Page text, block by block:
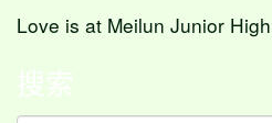
Love is at Meilun Junior
搜索